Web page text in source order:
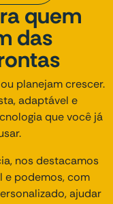
quem
das
planejam crescer.
adaptável e
que você já
nos destacamos
e podemos, com
ajudar